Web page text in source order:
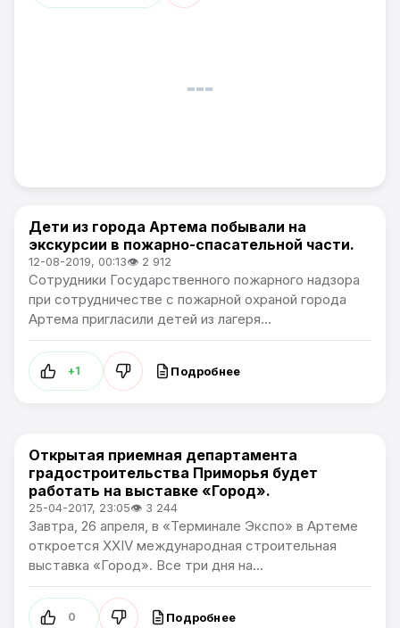
Общество
Дети из города Артема побывали на
экскурсии в пожарно-спасательной части.
12-08-2019, 00:13👁 2 912
Сотрудники Государственного пожарного надзора
при сотрудничестве с пожарной охраной города
Артема пригласили детей из лагеря...
+1 Подробнее
Общество
Открытая приемная департамента
градостроительства Приморья будет
работать на выставке «Город».
25-04-2017, 23:05👁 3 244
Завтра, 26 апреля, в «Терминале Экспо» в Артеме
откроется XXIV международная строительная
выставка «Город». Все три дня на...
0 Подробнее